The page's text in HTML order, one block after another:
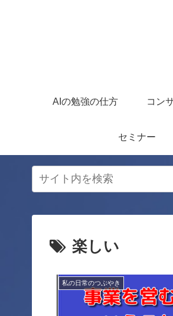
AIの勉強の仕方 コン
セミナー
楽しい
私の日常のつぶやき